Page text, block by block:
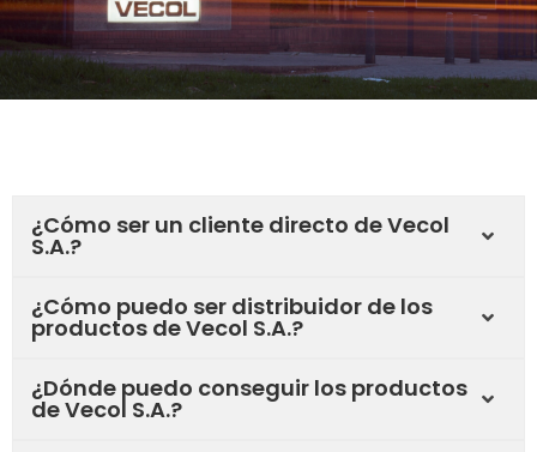
¿Cómo ser un cliente directo de Vecol
S.A.?
¿Cómo puedo ser distribuidor de los
productos de Vecol S.A.?
¿Dónde puedo conseguir los productos
de Vecol S.A.?